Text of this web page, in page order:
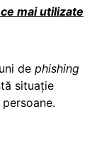
mai utilizate
de phishing
situaţie